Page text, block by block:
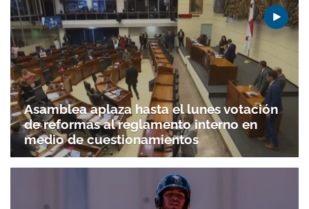
Asamblea aplaza hasta el lunes votación
de reformas al reglamento interno en
medio de cuestionamientos